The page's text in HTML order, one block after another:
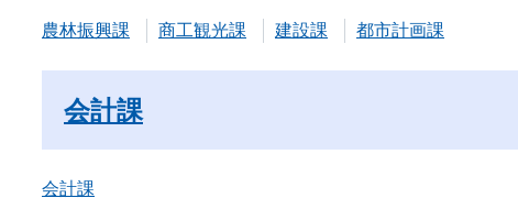
農林振興課 商工観光課 建設課 都市計画課
会計課
会計課